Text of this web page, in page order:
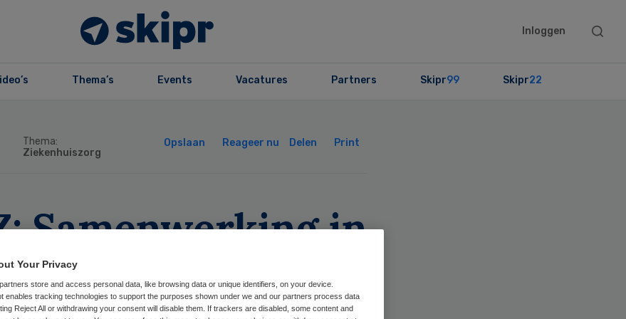
Inloggen
Search
Thema’s Events Vacatures Partners Skipr99 Skipr22
Thema:
Ziekenhuiszorg
Opslaan Reageer nu Delen Print
Samenwerking in
verbeterd na IZA
Your Privacy
partners store and access personal data, like browsing data or unique identifiers, on your device.
enables tracking technologies to support the purposes shown under we and our partners process data
Reject All or withdrawing your consent will disable them. If trackers are disabled, some content and